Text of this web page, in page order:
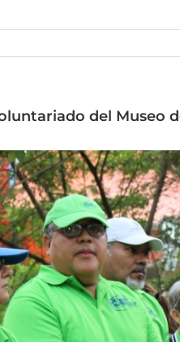
del Museo